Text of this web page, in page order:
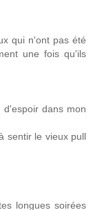
qui n'ont pas été
une fois qu'ils
dans mon
sentir le vieux pull
longues soirées